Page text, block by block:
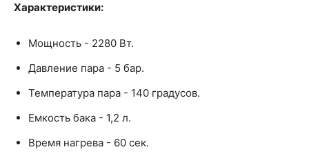
Характеристики:
Мощность - 2280 Вт.
Давление пара - 5 бар.
Температура пара - 140 градусов.
Емкость бака - 1,2 л.
Время нагрева - 60 сек.